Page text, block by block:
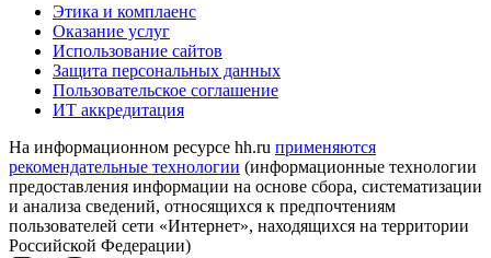
Этика и комплаенс
Оказание услуг
Использование сайтов
Защита персональных данных
Пользовательское соглашение
ИТ аккредитация
На информационном ресурсе hh.ru применяются
рекомендательные технологии (информационные технологии
предоставления информации на основе сбора, систематизации
и анализа сведений, относящихся к предпочтениям
пользователей сети «Интернет», находящихся на территории
Российской Федерации)